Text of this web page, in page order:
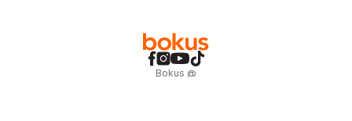
Bokus @